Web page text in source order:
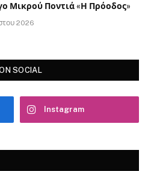
Μικρού Ποντιά «Η Πρόοδος»
2026
SOCIAL
Instagram